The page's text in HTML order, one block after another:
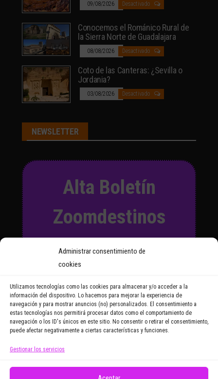
Administrar consentimiento de
cookies
Utilizamos tecnologías como las cookies para almacenar y/o acceder a la
información del dispositivo. Lo hacemos para mejorar la experiencia de
navegación y para mostrar anuncios (no) personalizados. El consentimiento a
estas tecnologías nos permitirá procesar datos como el comportamiento de
navegación o los ID's únicos en este sitio. No consentir o retirar el consentimiento,
puede afectar negativamente a ciertas características y funciones.
Gestionar los servicios
09/08/2026 Desactivado
Conocemos el Románico Rural de
la Sierra Norte de Guadalajara
08/08/2026 Desactivado
Coto de las Canteras: ¿Sevilla o
Jordania?
03/08/2026 Desactivado
NEWSLETTER
Alta Boletín
Zoomdestinos
y recibirás regularmente las
noticias y reportajes que
Email Address
electrónicos promocionales de Zoomdestinos.es